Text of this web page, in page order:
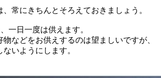
常にきちんとそろえておきま しょう。
一日一度は供えます。
などをお供えするのは望ましいですが、
いようにします。